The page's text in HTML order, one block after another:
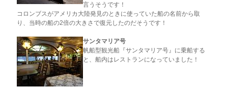
言うそうです！
コロンブスがアメリカ大陸発見のときに使っていた船の名前から取
り、当時の船の2倍の大きさで復元したのだそうです！
サンタマリア号
帆船型観光船『サンタマリア号』に乗船する
と、船内はレストランになっていました！